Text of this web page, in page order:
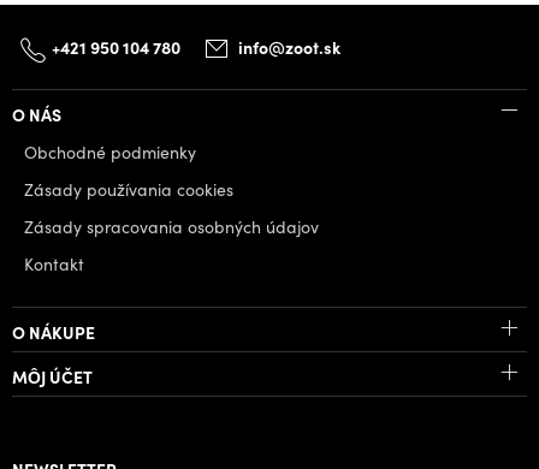
+421 950 104 780 info@zoot.sk
O NÁS
Obchodné podmienky
Zásady používania cookies
Zásady spracovania osobných údajov
Kontakt
O NÁKUPE
MÔJ ÚČET